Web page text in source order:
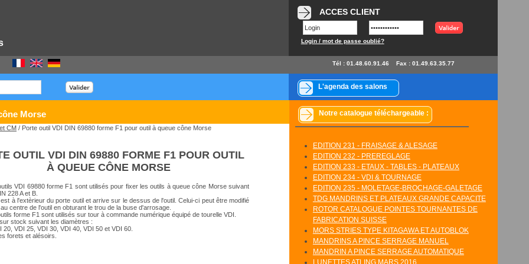
ACCES CLIENT
Login / mot de passe oublié?
Tél : 01.48.60.91.46 Fax : 01.49.63.35.77
L'agenda des salons
Morse
CM / Porte outil VDI DIN 69880 forme F1 pour outil à queue cône Morse
OUTIL VDI DIN 69880 FORME F1 POUR OUTIL
À QUEUE CÔNE MORSE
VDI 69880 forme F1 sont utilisés pour fixer les outils à queue cône Morse suivant
228 A et B.
à l'extèrieur du porte outil et arrive sur le dessus de l'outil. Celui-ci peut être modifié
centre de l'outil en obturant le trou de la buse d'arrosage.
forme F1 sont utilisés sur tour à commande numérique équipé de tourelle VDI.
stock suivant les diamètres :
20, VDI 25, VDI 30, VDI 40, VDI 50 et VDI 60.
forets et alésoirs.
Notre catalogue téléchargeable :
EDITION 231 - FRAISAGE & ALESAGE
EDITION 232 - PREREGLAGE
EDITION 233 - ETAUX - TABLES - PLATEAUX
EDITION 234 - VDI & TOURNAGE
EDITION 235 - MOLETAGE-BROCHAGE-GALETAGE
TDG MANDRINS ET PLATEAUX GRANDE CAPACITE
ROTOR CATALOGUE POINTES TOURNANTES DE
FABRICATION SUISSE
MORS STRIES TYPE KITAGAWA ET AUTOBLOK
MANDRINS A PINCE SERRAGE MANUEL
MANDRIN A PINCE SERRAGE AUTOMATIQUE
LUNETTES ATLING MARS 2016